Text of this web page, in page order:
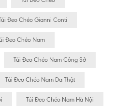
Đeo Chéo Gianni Conti
Đeo Chéo Nam
Túi Đeo Chéo Nam Công Sở
Túi Đeo Chéo Nam Da Thật
Túi Đeo Chéo Nam Hà Nội